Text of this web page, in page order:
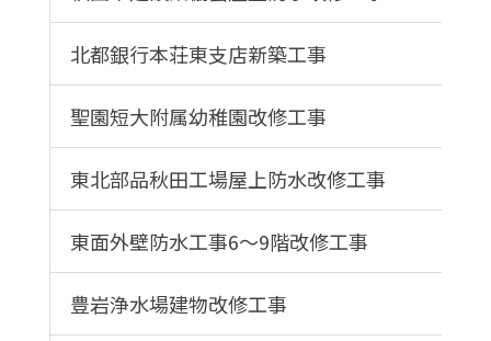
北都銀行本荘東支店新築工事
聖園短大附属幼稚園改修工事
東北部品秋田工場屋上防水改修工事
東面外壁防水工事6～9階改修工事
豊岩浄水場建物改修工事